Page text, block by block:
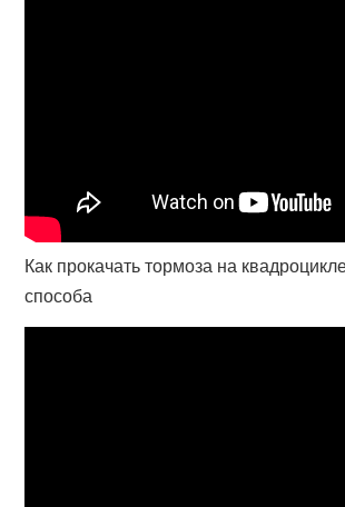
Как прокачать тормоза на
способа